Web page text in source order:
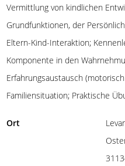
Vermittlung von kindlichen
Grundfunktionen, der
Eltern-Kind-Interaktion;
Komponente in den
Erfahrungsaustausch
Familiensituation; Praktische
Ort